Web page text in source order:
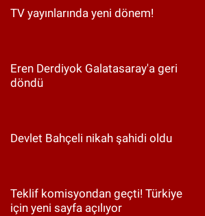
TV yayınlarında yeni dönem!
Eren Derdiyok Galatasaray'a geri
döndü
Devlet Bahçeli nikah şahidi oldu
Teklif komisyondan geçti! Türkiye
için yeni sayfa açılıyor